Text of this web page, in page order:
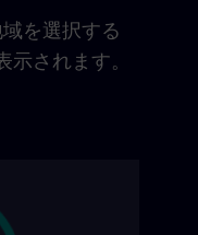
を選択する
示されます。